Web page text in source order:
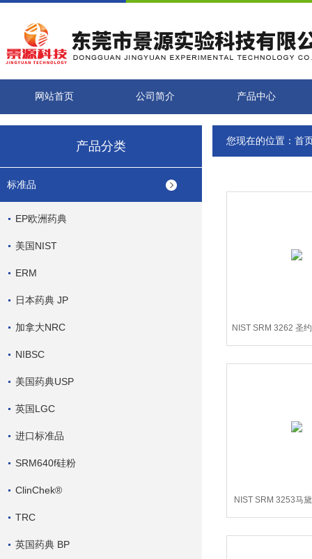
网站首页 公司简介 产品中心
产品分类
标准品
EP欧洲药典
美国NIST
ERM
日本药典 JP
加拿大NRC
NIBSC
美国药典USP
英国LGC
进口标准品
SRM640f硅粉
ClinChek®
TRC
英国药典 BP
您现在的位置： 首
NIST SRM 3262 圣
(标准品)
NIST SRM 3253马